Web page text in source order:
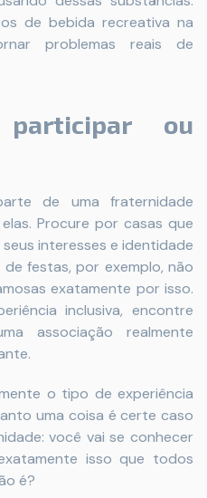
de bebida recreativa na
problemas reais de
participar ou
de uma fraternidade
Procure por casas que
interesses e identidade
festas, por exemplo, não
exatamente por isso.
inclusiva, encontre
associação realmente
o tipo de experiência
uma coisa é certe caso
você vai se conhecer
isso que todos
é?